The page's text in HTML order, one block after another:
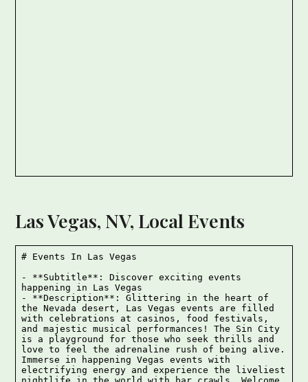
Las Vegas, NV, Local Events